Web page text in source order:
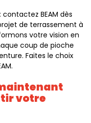
BEAM dès
de terrassement à
votre vision en
coup de pioche
Faites le choix
votre